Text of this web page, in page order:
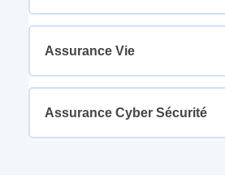
Assurance Vie
Assurance Cyber Sécurité